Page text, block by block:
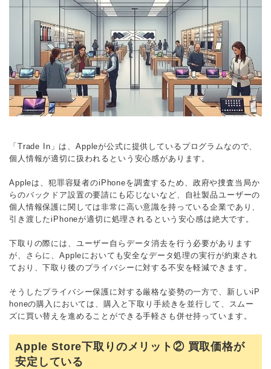
「Trade In」は、Appleが公式に提供しているプログラムなので、
個人情報が適切に扱われるという安心感があります。
Appleは、犯罪容疑者のiPhoneを調査するため、政府や捜査当局か
らのバックドア設置の要請にも応じないなど、自社製品ユーザーの
個人情報保護に関しては非常に高い意識を持っている企業であり、
引き渡したiPhoneが適切に処理されるという安心感は絶大です。
下取りの際には、ユーザー自らデータ消去を行う必要があります
が、さらに、Appleにおいても安全なデータ処理の実行が約束され
ており、下取り後のプライバシーに対する不安を軽減できます。
そうしたプライバシー保護に対する厳格な姿勢の一方で、新しいiP
honeの購入においては、購入と下取り手続きを並行して、スムー
ズに買い替えを進めることができる手軽さも併せ持っています。
Apple Store下取りのメリット② 買取価格が
安定している